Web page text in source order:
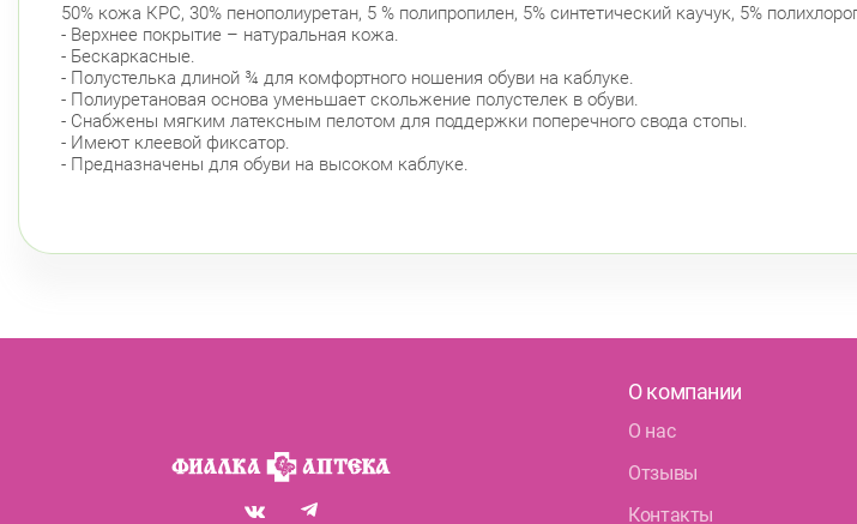
50% кожа КРС, 30% пенополиуретан, 5 % полипропилен, 5% синтетический каучук, 5%
- Верхнее покрытие – натуральная кожа.
- Бескаркасные.
- Полустелька длиной ¾ для комфортного ношения обуви на каблуке.
- Полиуретановая основа уменьшает скольжение полустелек в обуви.
- Снабжены мягким латексным пелотом для поддержки поперечного свода стопы.
- Имеют клеевой фиксатор.
- Предназначены для обуви на высоком каблуке.
О компании
О нас
Отзывы
Контакты